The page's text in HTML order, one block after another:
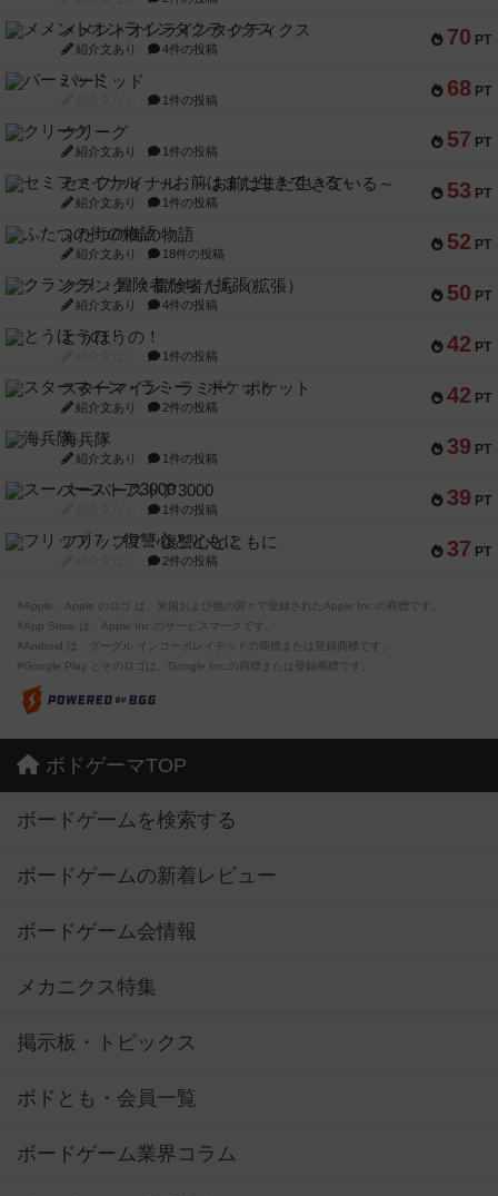
70 PT
メメントオンラインタクティクス
紹介文あり 4件の投稿
68 PT
パーミッド
1件の投稿
57 PT
クリーグ
紹介文あり 1件の投稿
53 PT
セミファイナル ～お前はまだ生きている～
紹介文あり 1件の投稿
52 PT
ふたつの街の物語
紹介文あり 18件の投稿
50 PT
クランク! ：冒険者たち（拡張）
紹介文あり 4件の投稿
42 PT
とうほうの！
1件の投稿
42 PT
スターマイン・ラミー ポケット
紹介文あり 2件の投稿
39 PT
海兵隊
紹介文あり 1件の投稿
39 PT
スーパーストア3000
1件の投稿
37 PT
フリップ７：復讐心とともに
2件の投稿
※Apple、Apple のロゴ は、米国および他の国々で登録されたApple Inc.の商標です。
※App Store は、Apple Inc.のサービスマークです。
※Android は、グーグル インコーポレイテッドの商標または登録商標です。
※Google Play とそのロゴは、Google Inc.の商標または登録商標です。
ボドゲーマTOP
ボードゲームを検索する
ボードゲームの新着レビュー
ボードゲーム会情報
メカニクス特集
掲示板・トピックス
ボドとも・会員一覧
ボードゲーム業界コラム